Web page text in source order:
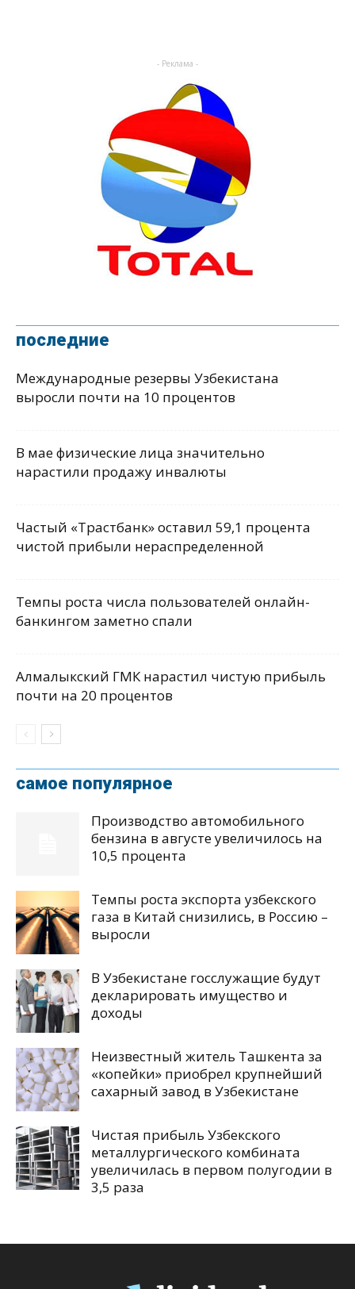
- Реклама -
последние
Международные резервы Узбекистана
выросли почти на 10 процентов
В мае физические лица значительно
нарастили продажу инвалюты
Частый «Трастбанк» оставил 59,1 процента
чистой прибыли нераспределенной
Темпы роста числа пользователей онлайн-
банкингом заметно спали
Алмалыкский ГМК нарастил чистую прибыль
почти на 20 процентов
самое популярное
Производство автомобильного
бензина в августе увеличилось на
10,5 процента
Темпы роста экспорта узбекского
газа в Китай снизились, в Россию –
выросли
В Узбекистане госслужащие будут
декларировать имущество и
доходы
Неизвестный житель Ташкента за
«копейки» приобрел крупнейший
сахарный завод в Узбекистане
Чистая прибыль Узбекского
металлургического комбината
увеличилась в первом полугодии в
3,5 раза